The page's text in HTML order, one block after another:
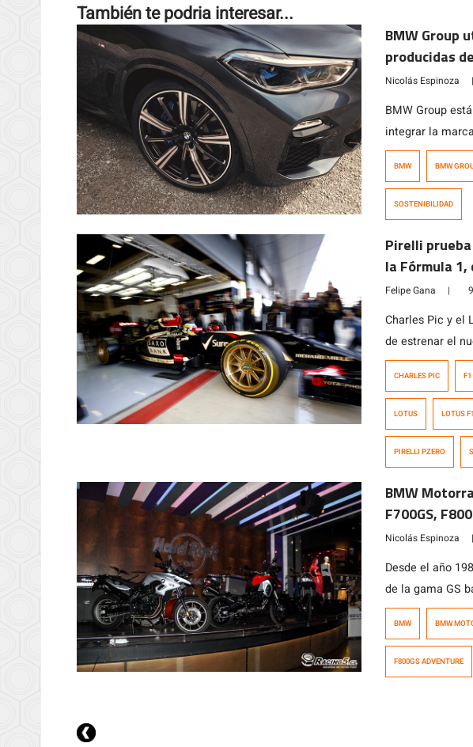
También te podria interesar...
BMW Group
producidas
2024
Nicolás Espinoza |
BMW Group
integrar la
hace a través de
BMW, este es
de ser […]
BMW BMW
SOSTENIBILIDAD
Pirelli
la Fórmula
Felipe Gana |
Charles Pic y el
de estrenar el
Pirelli, con
prueba
británico, en la
CHARLES PIC F1
LOTUS LOTUS
PIRELLI PZERO
BMW
F700GS,
Nicolás Espinoza |
Desde el año
de la gama GS
la conducción
de mala
BMW BMW
F800GS ADVENTURE